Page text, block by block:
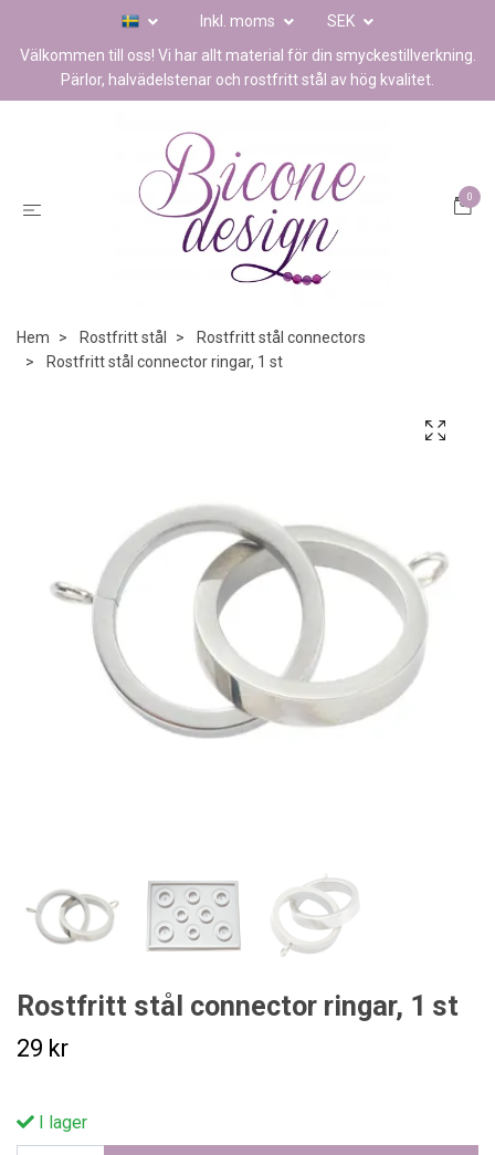
Inkl. moms
SEK
Välkommen till oss! Vi har allt material för din smyckestillverkning.
Pärlor, halvädelstenar och rostfritt stål av hög kvalitet.
0
Hem Rostfritt stål
Rostfritt stål connectors
Rostfritt stål connector ringar, 1 st
Rostfritt stål connector ringar, 1 st
29 kr
I lager